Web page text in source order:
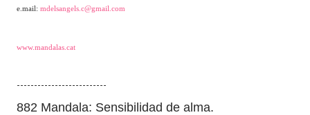
e.mail: mdelsangels.c@gmail.com
www.mandalas.cat
--------------------------
882 Mandala: Sensibilidad de alma.